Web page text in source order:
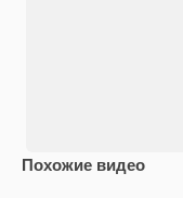
Похожие видео